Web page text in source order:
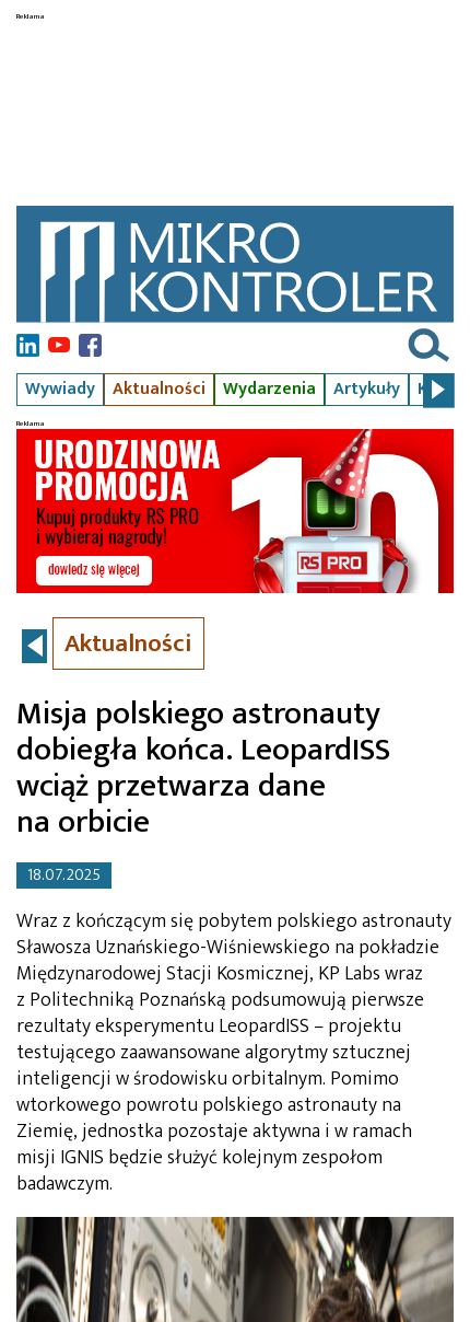
Wywiady Aktualności Wydarzenia Artykuły Kursy
Aktualności
Misja polskiego astronauty
dobiegła końca. LeopardISS
wciąż przetwarza dane
na orbicie
18.07.2025
Wraz z kończącym się pobytem polskiego astronauty
Sławosza Uznańskiego-Wiśniewskiego na pokładzie
Międzynarodowej Stacji Kosmicznej, KP Labs wraz
z Politechniką Poznańską podsumowują pierwsze
rezultaty eksperymentu LeopardISS – projektu
testującego zaawansowane algorytmy sztucznej
inteligencji w środowisku orbitalnym. Pomimo
wtorkowego powrotu polskiego astronauty na
Ziemię, jednostka pozostaje aktywna i w ramach
misji IGNIS będzie służyć kolejnym zespołom
badawczym.